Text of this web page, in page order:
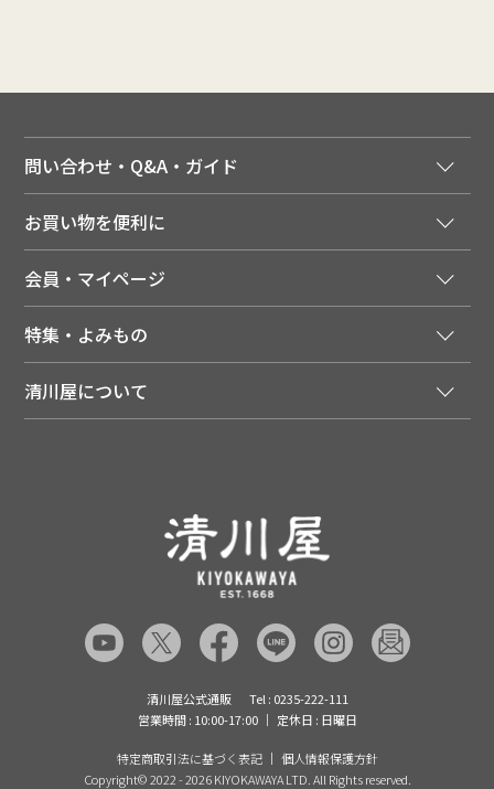
問い合わせ・Q&A・ガイド
ご利用ガイド
領収書について
送料について
配達日について
返品について
よくあるご質問（FAQ）
あんしんの品質保証について（産直品）
品質保証について（通常品）
お買い物を便利に
季節のカタログを無料でお届け
店舗・ECポイント共通アプリ
LINEお友だち登録
会員・マイページ
会員特典について
注文履歴
特集・よみもの
メディア掲載商品
清川屋のレビューを見る
清川屋について
清川屋公式通販
Tel : 0235-222-111
営業時間 : 10:00-17:00
定休日 : 日曜日
特定商取引法に基づく表記
個人情報保護方針
Copyright©2022 - 2026 KIYOKAWAYA LTD. All Rights reserved.